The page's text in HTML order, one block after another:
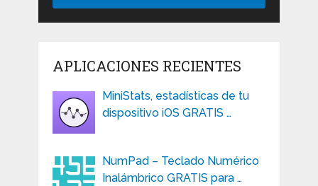
APLICACIONES RECIENTES
MiniStats, estadísticas de tu
dispositivo iOS GRATIS …
NumPad – Teclado Numérico
Inalámbrico GRATIS para …